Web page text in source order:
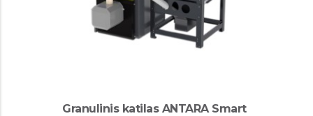
Granulinis katilas ANTARA Smart